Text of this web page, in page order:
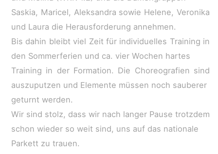
Saskia, Maricel, Aleksandra sowie Helene, Veronika
und Laura die Herausforderung annehmen.
Bis dahin bleibt viel Zeit für individuelles Training in
den Sommerferien und ca. vier Wochen hartes
Training in der Formation. Die Choreografien sind
auszuputzen und Elemente müssen noch sauberer
geturnt werden.
Wir sind stolz, dass wir nach langer Pause trotzdem
schon wieder so weit sind, uns auf das nationale
Parkett zu trauen.